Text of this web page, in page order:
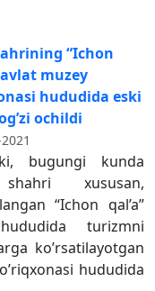
“Ichon
muzey
hududida eski
ochildi
bugungi kunda
xususan,
“Ichon qal’a”
turizmni
ko’rsatilayotgan
hududida